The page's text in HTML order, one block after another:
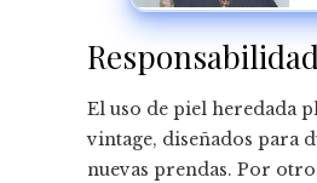
El uso de piel heredada
vintage, diseñados para
nuevas prendas. Por